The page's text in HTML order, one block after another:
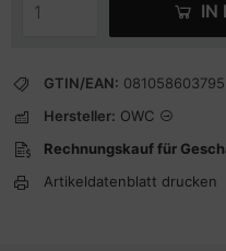
IN
GTIN/EAN:
Hersteller: OWC
Rechnungskauf für
Artikeldatenblatt drucken